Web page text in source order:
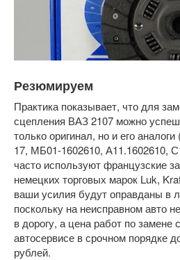
Резюмируем
Практика показывает, что для
сцепления ВАЗ 2107 можно
только оригинал, но и его
17, МБ01-1602610, А11.1602610,
часто используют французские
немецких торговых марок Luk,
ваши усилия будут оправданы в
поскольку на неисправном авто
в дорогу, а цена работ по
автосервисе в срочном порядке
рублей.